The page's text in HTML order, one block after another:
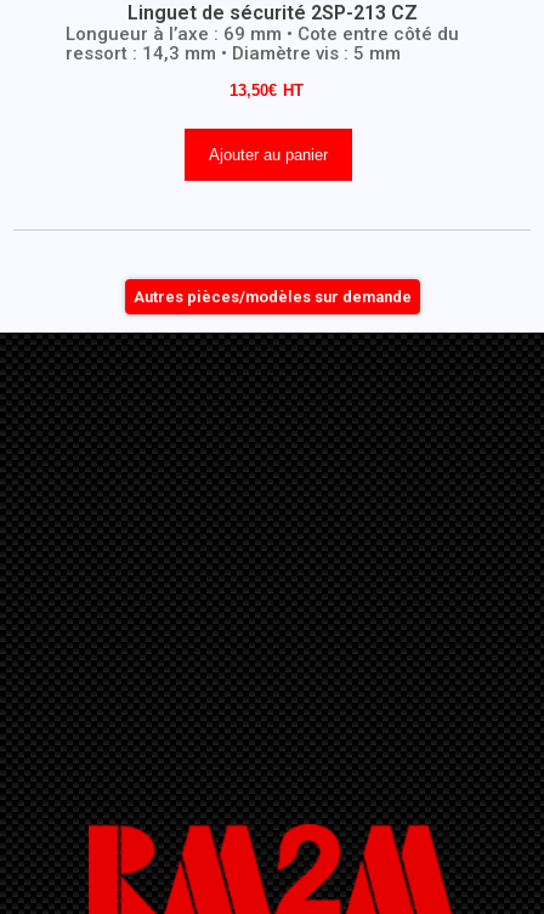
Linguet de sécurité 2SP-213 CZ
Longueur à l’axe : 69 mm • Cote entre côté du
ressort : 14,3 mm • Diamètre vis : 5 mm
13,50€
Ajouter au panier
Autres pièces/modèles sur demande